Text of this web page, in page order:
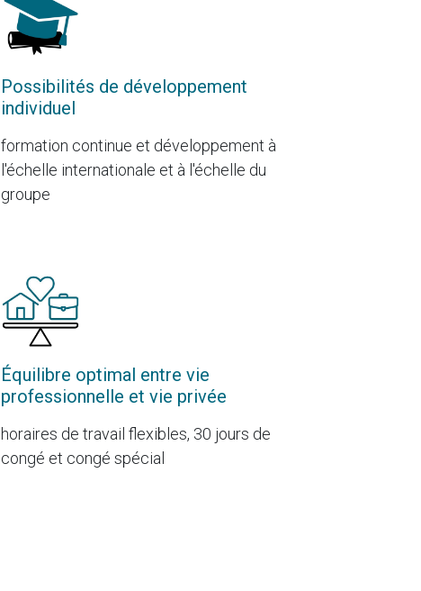
Possibilités de développement
individuel
formation continue et développement à
l'échelle internationale et à l'échelle du
groupe
Équilibre optimal entre vie
professionnelle et vie privée
horaires de travail flexibles, 30 jours de
congé et congé spécial